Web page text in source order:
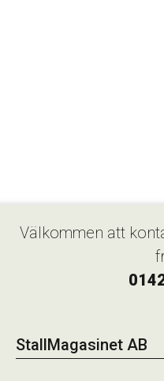
Välkommen att
StallMagasinet AB